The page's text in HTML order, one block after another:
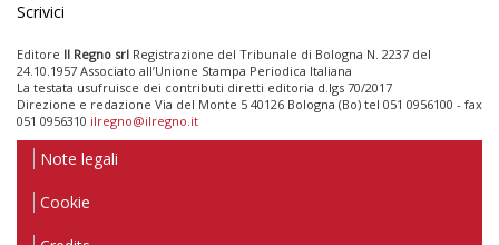
Scrivici
Editore Il Regno srl Registrazione del Tribunale di Bologna N. 2237 del
24.10.1957 Associato all’Unione Stampa Periodica Italiana
La testata usufruisce dei contributi diretti editoria d.lgs 70/2017
Direzione e redazione Via del Monte 5 40126 Bologna (Bo) tel 051 0956100 - fax
051 0956310 ilregno@ilregno.it
Note legali
Cookie